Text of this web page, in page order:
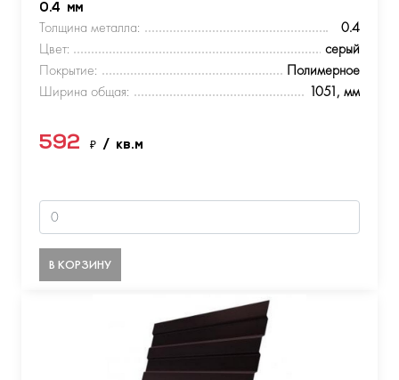
0.4 мм
Толщина металла:
0.4
Цвет:
серый
Покрытие:
Полимерное
Ширина общая:
1051, мм
592 ₽ / кв.м
В КОРЗИНУ